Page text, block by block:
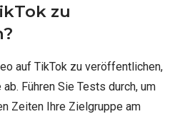
zu
auf TikTok zu veröffentlichen,
Führen Sie Tests durch, um
Zeiten Ihre Zielgruppe am